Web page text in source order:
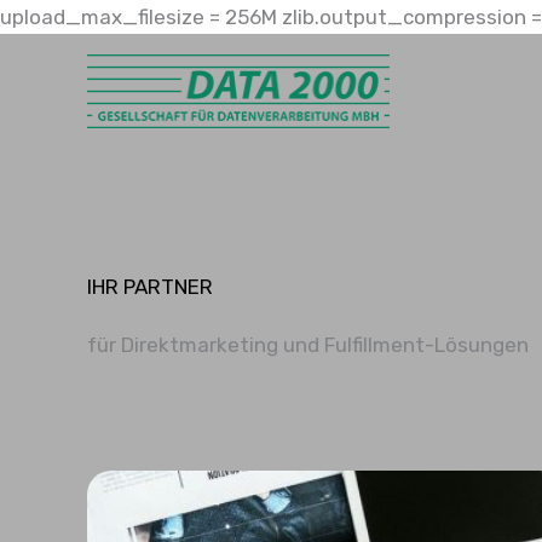
upload_max_filesize = 256M zlib.output_compression
IHR PARTNER
für Direktmarketing und Fulfillment-Lösungen